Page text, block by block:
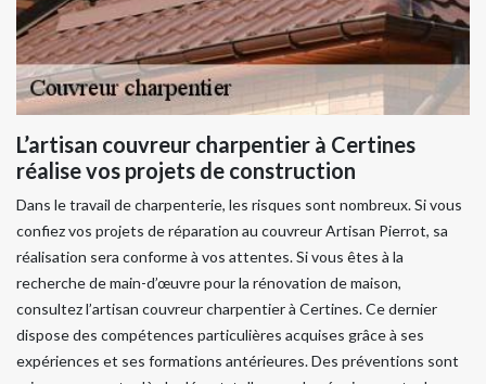
L’artisan couvreur charpentier à Certines
réalise vos projets de construction
Dans le travail de charpenterie, les risques sont nombreux. Si vous
confiez vos projets de réparation au couvreur Artisan Pierrot, sa
réalisation sera conforme à vos attentes. Si vous êtes à la
recherche de main-d’œuvre pour la rénovation de maison,
consultez l’artisan couvreur charpentier à Certines. Ce dernier
dispose des compétences particulières acquises grâce à ses
expériences et ses formations antérieures. Des préventions sont